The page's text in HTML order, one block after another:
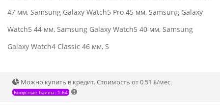
47 мм, Samsung Galaxy Watch5 Pro 45 мм, Samsung Galaxy
Watch5 44 мм, Samsung Galaxy Watch5 40 мм, Samsung
Galaxy Watch4 Classic 46 мм, S
Можно купить в кредит. Стоимость от 0.51 ƃ/мec.
Бонусные баллы: 1.64